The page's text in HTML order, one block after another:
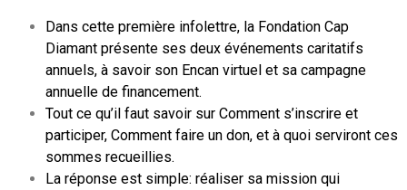
Dans cette première infolettre, la Fondation Cap
Diamant présente ses deux événements caritatifs
annuels, à savoir son Encan virtuel et sa campagne
annuelle de financement.
Tout ce qu’il faut savoir sur Comment s’inscrire et
participer, Comment faire un don, et à quoi serviront ces
sommes recueillies.
La réponse est simple: réaliser sa mission qui